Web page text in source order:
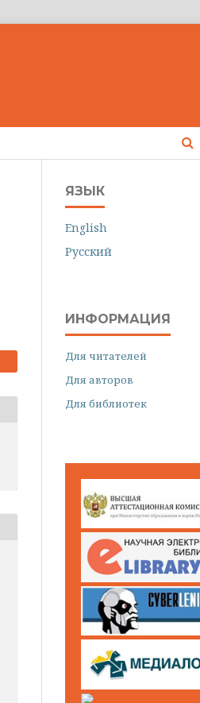
ЯЗЫК
English
Русский
ИНФОРМАЦИЯ
Для читателей
Для авторов
Для библиотек